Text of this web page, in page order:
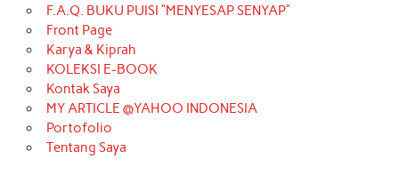
F.A.Q. BUKU PUISI “MENYESAP SENYAP”
Front Page
Karya & Kiprah
KOLEKSI E-BOOK
Kontak Saya
MY ARTICLE @YAHOO INDONESIA
Portofolio
Tentang Saya